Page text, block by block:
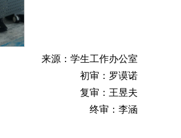
来源：学生工作办公室
初审：罗谟诺
复审：王昱夫
终审：李涵